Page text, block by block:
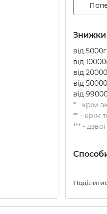
Знижки
від
від
від
від
від
* - крім
** - крім
*** -